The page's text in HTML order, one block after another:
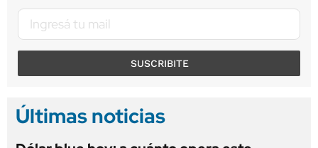
SUSCRIBITE
Últimas noticias